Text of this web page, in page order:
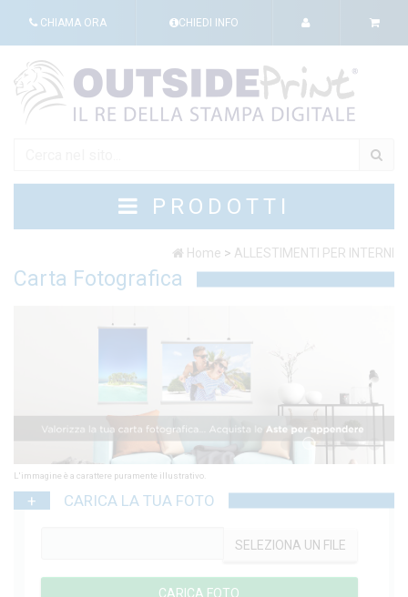
CHIAMA ORA CHIEDI INFO
PRODOTTI
Home > ALLESTIMENTI PER INTERNI
Carta Fotografica
2 3 4 5
L'immagine è a carattere puramente illustrativo.
+ CARICA LA TUA FOTO
SELEZIONA UN FILE